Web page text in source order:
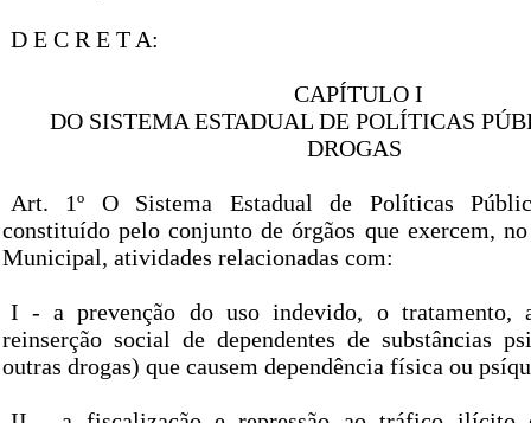
D E C R E T A:
CAPÍTULO I
DO SISTEMA ESTADUAL DE POLÍTICAS
DROGAS
Art. 1º O Sistema Estadual de Políticas
constituído pelo conjunto de órgãos que exercem,
Municipal, atividades relacionadas com:
I - a prevenção do uso indevido, o tratamento,
reinserção social de dependentes de substâncias
outras drogas) que causem dependência física ou